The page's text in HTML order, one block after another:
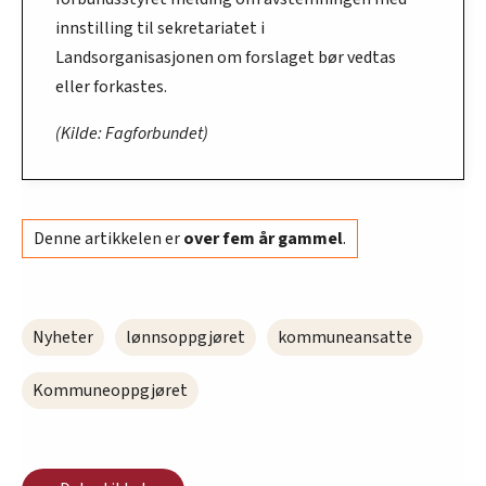
innstilling til sekretariatet i
Landsorganisasjonen om forslaget bør vedtas
eller forkastes.
(Kilde: Fagforbundet)
Denne artikkelen erover fem år gammel.
Nyheter lønnsoppgjøret kommuneansatte
Kommuneoppgjøret